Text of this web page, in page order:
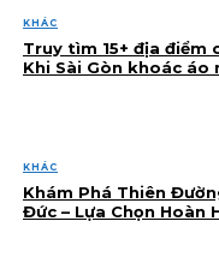
KHÁC
Truy tìm 15+ địa điểm
Khi Sài Gòn khoác áo
KHÁC
Khám Phá Thiên
Đức – Lựa Chọn Hoàn